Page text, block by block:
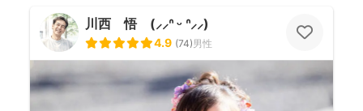
川西 悟 (⸝⸝ᐢ ᵕ ᐢ⸝⸝)
4.9 (74)男性